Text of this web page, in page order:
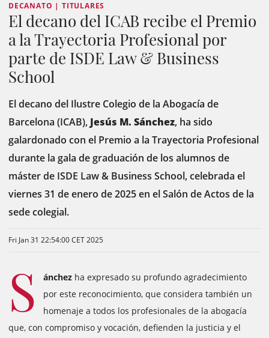
DECANATO | TITULARES
El decano del ICAB recibe el Premio
a la Trayectoria Profesional por
parte de ISDE Law & Business
School
El decano del Ilustre Colegio de la Abogacía de
Barcelona (ICAB), Jesús M. Sánchez, ha sido
galardonado con el Premio a la Trayectoria Profesional
durante la gala de graduación de los alumnos de
máster de ISDE Law & Business School, celebrada el
viernes 31 de enero de 2025 en el Salón de Actos de la
sede colegial.
Fri Jan 31 22:54:00 CET 2025
S ánchez ha expresado su profundo agradecimiento
por este reconocimiento, que considera también un
homenaje a todos los profesionales de la abogacía
que, con compromiso y vocación, defienden la justicia y el